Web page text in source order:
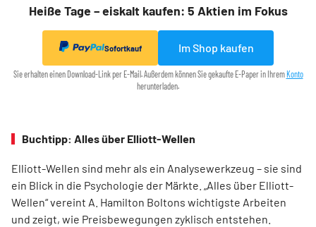
Heiße Tage – eiskalt kaufen: 5 Aktien im Fokus
Sofortkauf Im Shop kaufen
Sie erhalten einen Download-Link per E-Mail. Außerdem können Sie gekaufte E-Paper in Ihrem Konto
herunterladen.
Buchtipp: Alles über Elliott-Wellen
Elliott-Wellen sind mehr als ein Analysewerkzeug – sie sind
ein Blick in die Psychologie der Märkte. „Alles über Elliott-
Wellen“ vereint A. Hamilton Boltons wichtigste Arbeiten
und zeigt, wie Preisbewegungen zyklisch entstehen.